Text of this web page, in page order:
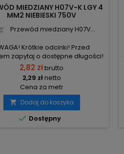
MIEDZIANY H07V-K LGY 4
MM2 NIEBIESKI 750V
Przewód miedziany H07V...
Krótkie odcinki! Przed
zapytaj o dostępne długości!
2,82 złbrutto
2,29 złnetto
Cena za metr
 Dodaj do koszyka
 Dostępny